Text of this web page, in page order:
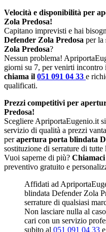
Velocità e disponibilità per
Zola Predosa!
Capitano imprevisti e hai
Defender Zola Predosa per la
Zola Predosa?
Nessun problema!
giorni su 7, per venirti incontro
chiama il 051 091 04 33 e
qualificati.
Prezzi competitivi per
Predosa!
Scegliere ApriportaEugenio.it
servizio di qualità a prezzi
perapertura porta blindata
sostituzione di serrature di
Vuoi saperne di più?
preventivo gratuito e
Affidati ad
blindata Defender Zola
serrature di qualsiasi
Non lasciare nulla al
cari con un servizio
subito al 051 091 04 33